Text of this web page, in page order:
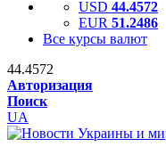
USD 44.4572
EUR 51.2486
Все курсы валют
44.4572
Авторизация
Поиск
UA